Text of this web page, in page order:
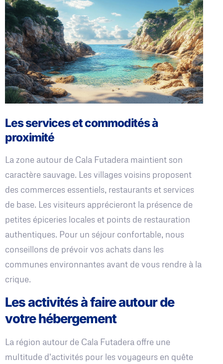
Les services et commodités à
proximité
La zone autour de Cala Futadera maintient son
caractère sauvage. Les villages voisins proposent
des commerces essentiels, restaurants et services
de base. Les visiteurs apprécieront la présence de
petites épiceries locales et points de restauration
authentiques. Pour un séjour confortable, nous
conseillons de prévoir vos achats dans les
communes environnantes avant de vous rendre à la
crique.
Les activités à faire autour de
votre hébergement
La région autour de Cala Futadera offre une
multitude d'activités pour les voyageurs en quête